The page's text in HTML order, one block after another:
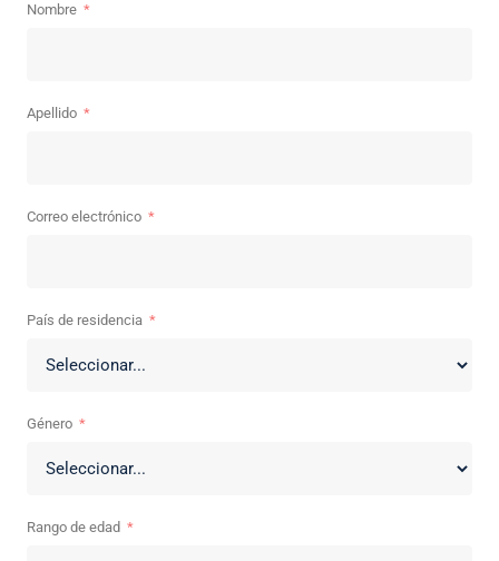
Nombre
Apellido
Correo electrónico
País de residencia
Género
Rango de edad